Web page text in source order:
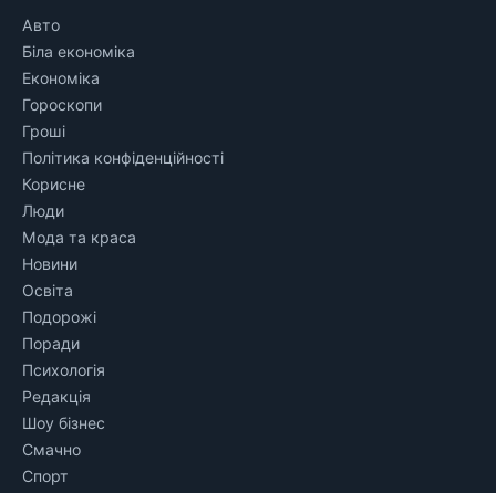
Авто
Біла економіка
Економіка
Гороскопи
Гроші
Політика конфіденційності
Корисне
Люди
Мода та краса
Новини
Освіта
Подорожі
Поради
Психологія
Редакція
Шоу бізнес
Смачно
Спорт